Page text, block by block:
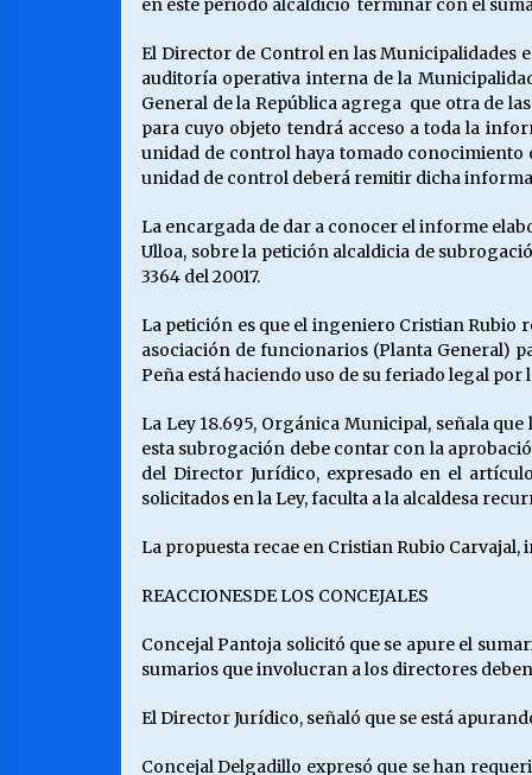
en este periodo alcaldicio terminar con el
El Director de Control en las Municipalidades
auditoría operativa interna de la
General de la República agrega que otra de
para cuyo objeto tendrá acceso a toda la
unidad de control haya tomado conocimiento
unidad de control deberá remitir dicha
La encargada de dar a conocer el informe
Ulloa, sobre la petición alcaldicia de
3364 del 20017.
La petición es que el ingeniero Cristian Rubio
asociación de funcionarios (Planta General)
Peña está haciendo uso de su feriado legal
La Ley 18.695, Orgánica Municipal, señala
esta subrogación debe contar con la
del Director Jurídico, expresado en el
solicitados en la Ley, faculta a la alcaldesa
La propuesta recae en Cristian Rubio
REACCIONESDE LOS CONCEJALES
Concejal Pantoja solicitó que se apure el
sumarios que involucran a los directores
El Director Jurídico, señaló que se está
Concejal Delgadillo expresó que se han